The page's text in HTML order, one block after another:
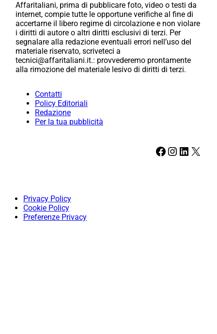
Affaritaliani, prima di pubblicare foto, video o testi da
internet, compie tutte le opportune verifiche al fine di
accertarne il libero regime di circolazione e non violare
i diritti di autore o altri diritti esclusivi di terzi. Per
segnalare alla redazione eventuali errori nell’uso del
materiale riservato, scriveteci a
tecnici@affaritaliani.it.: provvederemo prontamente
alla rimozione del materiale lesivo di diritti di terzi.
Contatti
Policy Editoriali
Redazione
Per la tua pubblicità
Facebook Instagram LinkedIn X
Privacy Policy
Cookie Policy
Preferenze Privacy